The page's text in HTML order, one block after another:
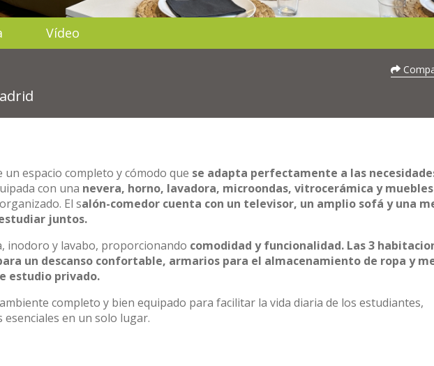
Vídeo
espacio completo y cómodo que se adapta perfectamente a las
con una nevera, horno, lavadora, microondas, vitrocerámica y
El salón-comedor cuenta con un televisor, un amplio sofá y una
juntos.
inodoro y lavabo, proporcionando comodidad y funcionalidad. Las 3
un descanso confortable, armarios para el almacenamiento de ropa y
estudio privado.
completo y bien equipado para facilitar la vida diaria de los estudiantes,
en un solo lugar.